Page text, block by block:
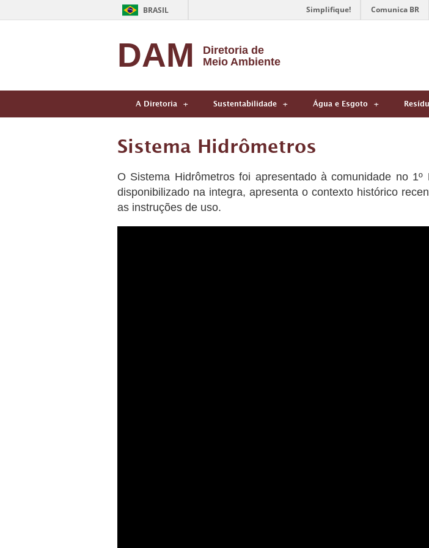
BRASIL Simplifique! Comunica BR
DAM
Diretoria de
Meio Ambiente
A Diretoria Sustentabilidade Água e Esgoto
Sistema Hidrômetros
O Sistema Hidrômetros foi apresentado à comunidade no
disponibilizado na integra, apresenta o contexto histórico
as instruções de uso.